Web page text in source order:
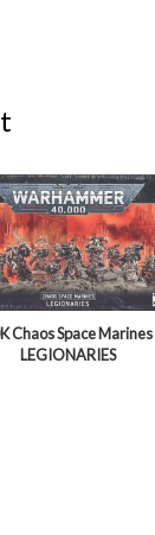
Chaos Space Marines
LEGIONARIES